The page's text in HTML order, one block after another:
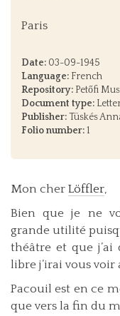
Paris
Date: 03-09-1945
Language: French
Repository: Petőfi
Document type:
Publisher: Tüskés
Folio number:1
Mon cher Löffler,
Bien que je ne
grande utilité
théâtre et que
libre j’irai vous voir
Pacouil est en ce
que vers la fin du